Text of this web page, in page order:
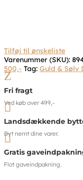
Tilføj til ønskeliste
Varenummer (SKU):
500,- Tag: Guld & Sølv
Z
Fri fragt
Ved køb over 499,-

Landsdækkende
Byt nemt dine varer.

Gratis
Flot gaveindpakning.